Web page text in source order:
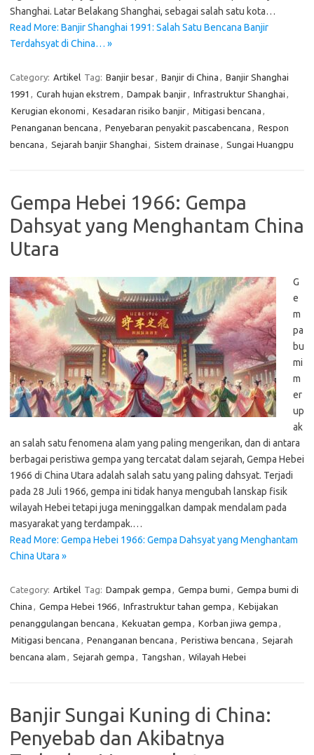
Shanghai. Latar Belakang Shanghai, sebagai salah satu kota…
Read More: Banjir Shanghai 1991: Salah Satu Bencana Banjir
Terdahsyat di China… »
Category: Artikel Tag: Banjir besar, Banjir di China , Banjir Shanghai
1991 , Curah hujan ekstrem , Dampak banjir, Infrastruktur Shanghai ,
Kerugian ekonomi , Kesadaran risiko banjir, Mitigasi bencana ,
Penanganan bencana , Penyebaran penyakit pascabencana , Respon
bencana , Sejarah banjir Shanghai , Sistem drainase , Sungai Huangpu
Gempa Hebei 1966: Gempa
Dahsyat yang Menghantam China
Utara
G
e
m
pa
bu
mi
m
er
up
ak
an salah satu fenomena alam yang paling mengerikan, dan di antara
berbagai peristiwa gempa yang tercatat dalam sejarah, Gempa Hebei
1966 di China Utara adalah salah satu yang paling dahsyat. Terjadi
pada 28 Juli 1966, gempa ini tidak hanya mengubah lanskap fisik
wilayah Hebei tetapi juga meninggalkan dampak mendalam pada
masyarakat yang terdampak.…
Read More: Gempa Hebei 1966: Gempa Dahsyat yang Menghantam
China Utara »
Category: Artikel Tag: Dampak gempa , Gempa bumi , Gempa bumi di
China , Gempa Hebei 1966, Infrastruktur tahan gempa , Kebijakan
penanggulangan bencana , Kekuatan gempa , Korban jiwa gempa ,
Mitigasi bencana , Penanganan bencana , Peristiwa bencana , Sejarah
bencana alam , Sejarah gempa , Tangshan , Wilayah Hebei
Banjir Sungai Kuning di China:
Penyebab dan Akibatnya